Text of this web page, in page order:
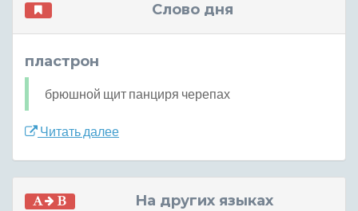
Слово дня
пластрон
брюшной щит панциря черепах
Читать далее
На других языках